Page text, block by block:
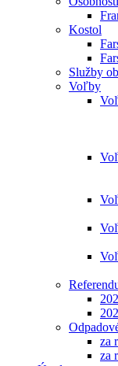
Kostol
Služby
Voľby
za
za